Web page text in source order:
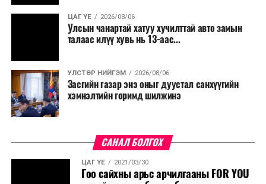
сургалтыг цахим хэлбэрт шилжүүлэх, төрийн албан
хаагчдыг зарим өдрүүдэд цахимаар ажиллуулах арга
хэмжээг үргэлжлүүлэхийг үүрэг болголоо.
Төсвийн сахилга бат сайжирч, эдийн засгийн нөхцөл
байдал хэвийн болсон тохиолдолд эдгээр
хязгаарлалтыг үе шаттайгаар сулруулах юм.
ЦАГ ҮЕ 2026/08/06
Улсын чанартай хатуу хучилттай авто замын
талаас илүү хувь нь 13-аас...
УЛСТӨР НИЙГЭМ 2026/08/06
Засгийн газар энэ оныг дуустал санхүүгийн
хэмнэлтийн горимд шилжинэ
САНАЛ БОЛГОХ
ЦАГ ҮЕ 2021/03/30
Гоо сайхны арьс арчилгааны FOR YOU